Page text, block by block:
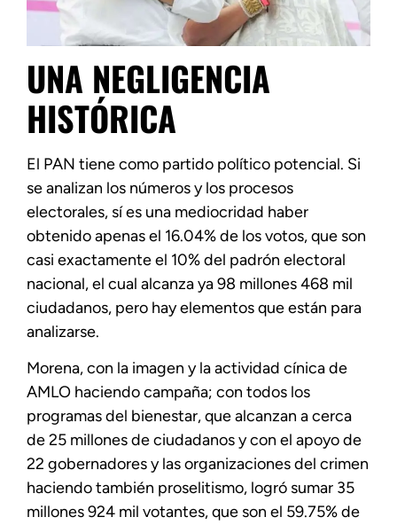
UNA NEGLIGENCIA
HISTÓRICA
El PAN tiene como partido político potencial. Si
se analizan los números y los procesos
electorales, sí es una mediocridad haber
obtenido apenas el 16.04% de los votos, que son
casi exactamente el 10% del padrón electoral
nacional, el cual alcanza ya 98 millones 468 mil
ciudadanos, pero hay elementos que están para
analizarse.
Morena, con la imagen y la actividad cínica de
AMLO haciendo campaña; con todos los
programas del bienestar, que alcanzan a cerca
de 25 millones de ciudadanos y con el apoyo de
22 gobernadores y las organizaciones del crimen
haciendo también proselitismo, logró sumar 35
millones 924 mil votantes, que son el 59.75% de